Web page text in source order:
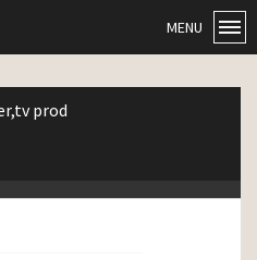
MENU
prod